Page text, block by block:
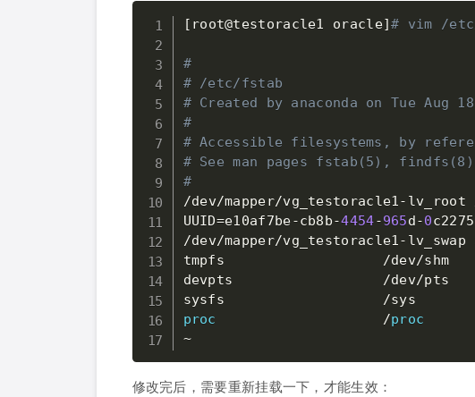
[ root@testoracle1 oracle]# vim /
#
# /etc/fstab
# Created by anaconda on Tue Aug
#
# Accessible filesystems, by
# See man pages fstab(5),
#
/dev/mapper/vg_testoracle1- lv_root
UUID=e10af7be-cb8b-4454-965d -0
/dev/mapper/vg_testoracle1-
tmpfs /dev/shm
devpts /dev/pts
sysfs /sys
proc
/proc
~
修改完后，需要重新挂载一下，才能生效：